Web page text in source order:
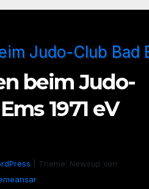
beim Judo-
1971 eV
Theme: Newsup von